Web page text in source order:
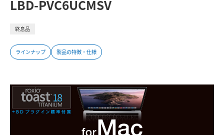
LBD-PVC6UCMSV
終息品
ラインナップ 製品の特徴・仕様